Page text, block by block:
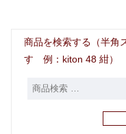
商品を検索する（半角
す 例：kiton 48 紺）